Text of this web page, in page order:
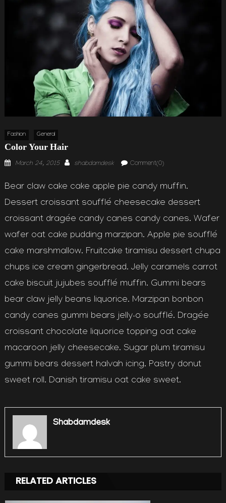
Fashion General
Color Your Hair
Posted
March 24, 2015 Author
shabdamdesk Comment(0)
Bear claw cake cake apple pie candy muffin.
Dessert croissant soufflé cheesecake dessert
croissant dragée candy canes candy canes. Wafer
wafer oat cake pudding marzipan. Apple pie soufflé
cake marshmallow. Fruitcake tiramisu dessert chupa
chups ice cream gingerbread. Jelly caramels carrot
cake biscuit jujubes soufflé muffin. Gummi bears
bear claw jelly beans liquorice. Marzipan bonbon
candy canes gummi bears jelly-o soufflé. Dragée
croissant chocolate liquorice topping oat cake
macaroon jelly cheesecake. Sugar plum tiramisu
gummi bears dessert halvah icing. Pastry donut
sweet roll. Danish tiramisu oat cake sweet.
Shabdamdesk
RELATED ARTICLES